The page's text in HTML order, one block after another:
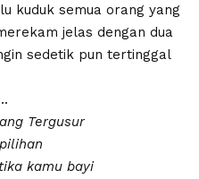
kuduk semua orang yang
jelas dengan dua
sedetik pun tertinggal
Tergusur
kamu bayi